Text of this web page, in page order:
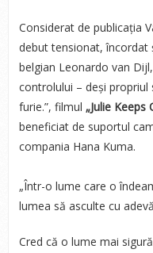
Considerat de publicația
debut tensionat, încordat
belgian Leonardo van
controlului – deși propriul
furie.”, filmul „Julie Keeps
beneficiat de suportul
compania Hana Kuma.
„Într-o lume care o
lumea să asculte cu
Cred că o lume mai